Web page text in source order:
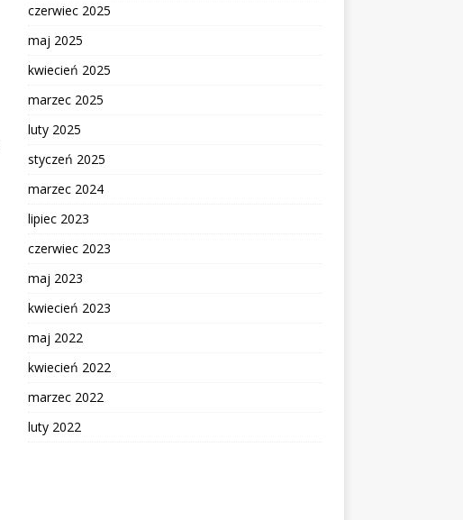
czerwiec 2025
maj 2025
kwiecień 2025
marzec 2025
luty 2025
styczeń 2025
marzec 2024
lipiec 2023
czerwiec 2023
maj 2023
kwiecień 2023
maj 2022
kwiecień 2022
marzec 2022
luty 2022